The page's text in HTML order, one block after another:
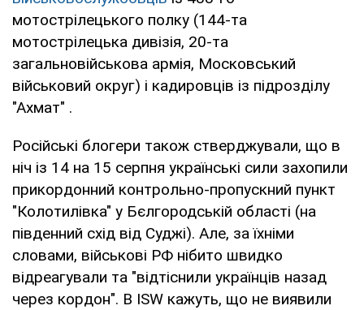
мотострілецького полку (144-та
мотострілецька дивізія, 20-та
загальновійськова армія, Московський
військовий округ) і кадировців із підрозділу
"Ахмат" .
Російські блогери також стверджували, що в
ніч із 14 на 15 серпня українські сили захопили
прикордонний контрольно-пропускний пункт
"Колотилівка" у Бєлгородській області (на
південний схід від Суджі). Але, за їхніми
словами, військові РФ нібито швидко
відреагували та "відтіснили українців назад
через кордон". В ISW кажуть, що не виявили